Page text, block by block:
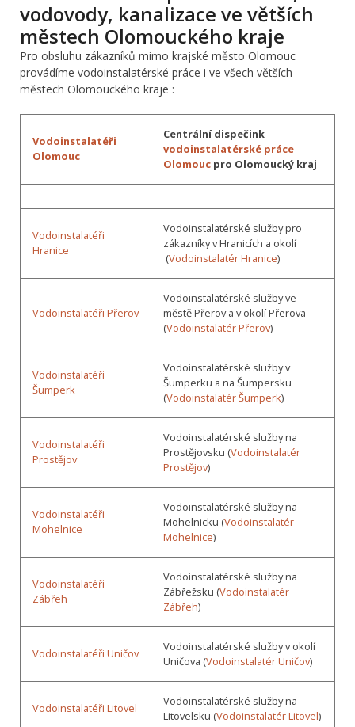
vodovody, kanalizace ve větších
městech Olomouckého kraje
Pro obsluhu zákazníků mimo krajské město Olomouc
provádíme vodoinstalatérské práce i ve všech větších
městech Olomouckého kraje :
Vodoinstalatéři
Olomouc
Centrální dispečink
vodoinstalatérské práce
Olomouc pro Olomoucký kraj
Vodoinstalatéři
Hranice
Vodoinstalatérské služby pro
zákazníky v Hranicích a okolí
(Vodoinstalatér Hranice)
Vodoinstalatéři Přerov
Vodoinstalatérské služby ve
městě Přerov a v okolí Přerova
(Vodoinstalatér Přerov)
Vodoinstalatéři
Šumperk
Vodoinstalatérské služby v
Šumperku a na Šumpersku
(Vodoinstalatér Šumperk)
Vodoinstalatéři
Prostějov
Vodoinstalatérské služby na
Prostějovsku (Vodoinstalatér
Prostějov)
Vodoinstalatéři
Mohelnice
Vodoinstalatérské služby na
Mohelnicku (Vodoinstalatér
Mohelnice)
Vodoinstalatéři
Zábřeh
Vodoinstalatérské služby na
Zábřežsku (Vodoinstalatér
Zábřeh)
Vodoinstalatéři Uničov
Vodoinstalatérské služby v okolí
Uničova (Vodoinstalatér Uničov)
Vodoinstalatéři Litovel
Vodoinstalatérské služby na
Litovelsku (Vodoinstalatér Litovel)